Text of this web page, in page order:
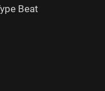
Beat